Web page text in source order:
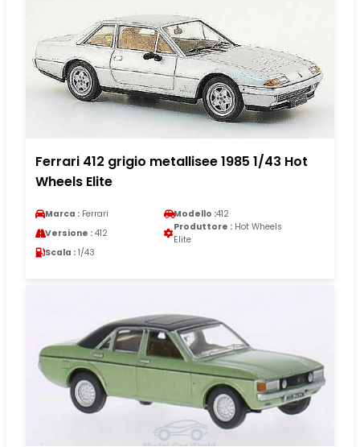
Ferrari 412 grigio metallisee 1985 1/43 Hot
Wheels Elite
Marca : Ferrari Modello :412
Versione : 412
Produttore : Hot Wheels
Elite
Scala : 1/43